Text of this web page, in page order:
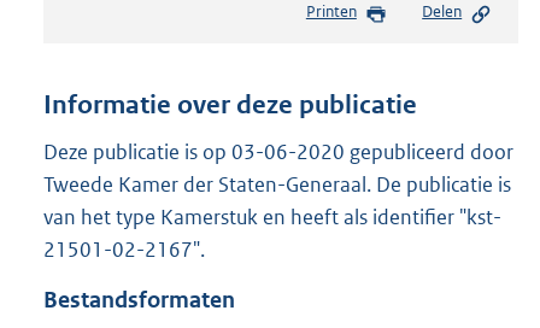
s
n
s
r
o
Printen Delen
Informatie over deze publicatie
Deze publicatie is op 03-06-2020 gepubliceerd door
Tweede Kamer der Staten-Generaal. De publicatie is
van het type Kamerstuk en heeft als identifier "kst-
21501-02-2167".
Bestandsformaten